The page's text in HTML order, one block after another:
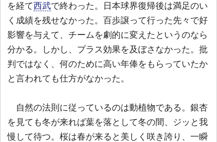
を経て西武で終わった。日本球界復帰後は満足のい
く成績を残せなかった。百歩譲って行った先々で好
影響を与えて、チームを劇的に変えたというのなら
分かる。しかし、プラス効果を及ぼさなかった。批
判ではなく、何のために高い年俸をもらっていたか
と言われても仕方がなかった。
自然の法則に従っているのは動植物である。銀杏
を見ても冬が来れば葉を落として冬の間、ジッと我
慢して待つ。桜は春が来ると美しく咲き誇り、一瞬